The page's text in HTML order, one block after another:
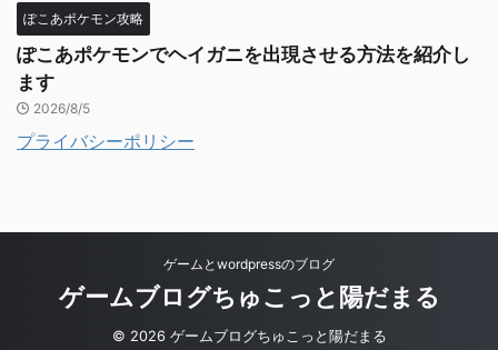
ぽこあポケモン攻略
ぽこあポケモンでヘイガニを出現させる方法を紹介し
ます
2026/8/5
プライバシーポリシー
ゲームとwordpressのブログ
ゲームブログちゅこっと陽だまる
© 2026 ゲームブログちゅこっと陽だまる